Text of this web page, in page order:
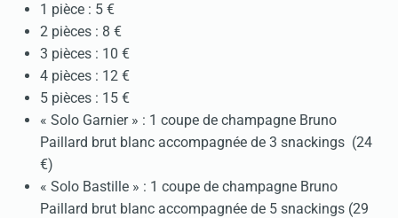
1 pièce : 5 €
2 pièces : 8 €
3 pièces : 10 €
4 pièces : 12 €
5 pièces : 15 €
« Solo Garnier » : 1 coupe de champagne Bruno
Paillard brut blanc accompagnée de 3 snackings (24
€)
« Solo Bastille » : 1 coupe de champagne Bruno
Paillard brut blanc accompagnée de 5 snackings (29